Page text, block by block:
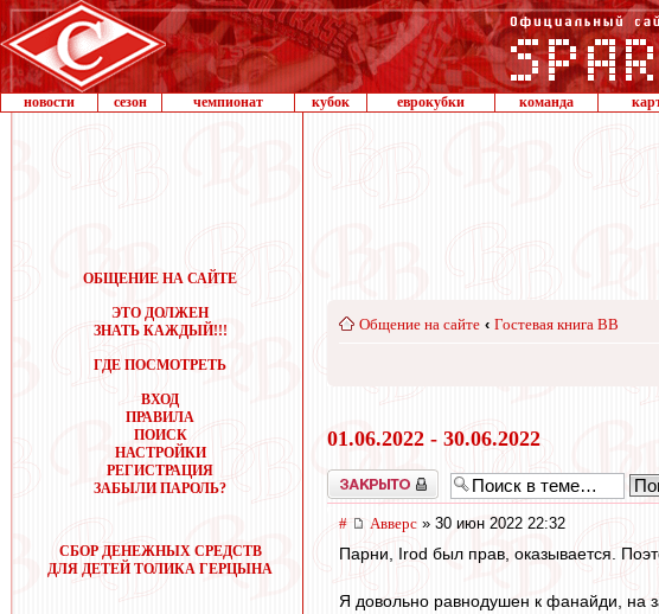
новости сезон чемпионат кубок еврокубки команда
ОБЩЕНИЕ НА САЙТЕ
ЭТО ДОЛЖЕН
ЗНАТЬ КАЖДЫЙ!!!
ГДЕ ПОСМОТРЕТЬ
ВХОД
ПРАВИЛА
ПОИСК
НАСТРОЙКИ
РЕГИСТРАЦИЯ
ЗАБЫЛИ ПАРОЛЬ?
СБОР ДЕНЕЖНЫХ СРЕДСТВ
ДЛЯ ДЕТЕЙ ТОЛИКА ГЕРЦЫНА
Общение на сайте ‹ Гостевая книга ВВ
01.06.2022 - 30.06.2022
Закрыто
# Авверс » 30 июн 2022 22:32
Парни, Irod был прав, оказывается.
Я довольно равнодушен к фанайди, на